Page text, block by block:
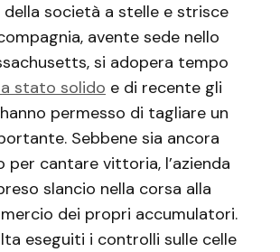
società a stelle e strisce
avente sede nello
si adopera tempo
stato solido e di recente gli
permesso di tagliare un
Sebbene sia ancora
cantare vittoria, l’azienda
slancio nella corsa alla
dei propri accumulatori.
eseguiti i controlli sulle celle